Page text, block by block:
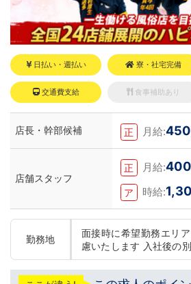
日払い・週払い 寮・社宅完備
交通費支給 食事補助あり
店長・幹部候補 正 月給:
店舗スタッフ
正 月給:
ア 時給:
勤務地
面接時に希望勤務エリ
慮いたします 入社後の
否の選択可能です 下記いずれかの店舗に配属
東京 五反田：五反田駅